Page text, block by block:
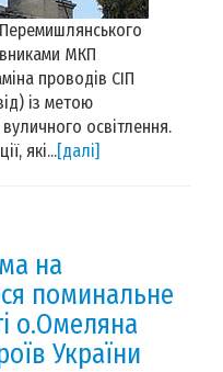
МКП
проводів СІП
із метою
освітлення.
які...[далі]
на
поминальне
о.Омеляна
України